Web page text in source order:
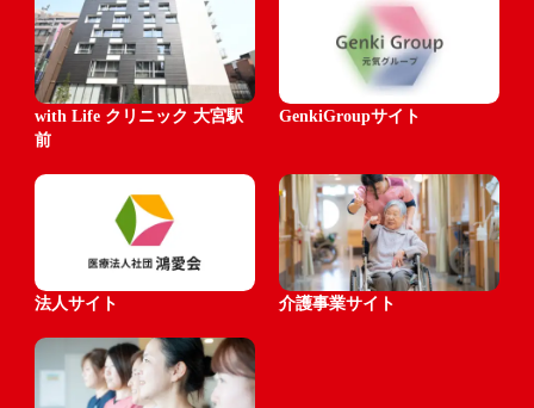
with Life クリニック 大宮駅
前
GenkiGroupサイト
法人サイト 介護事業サイト